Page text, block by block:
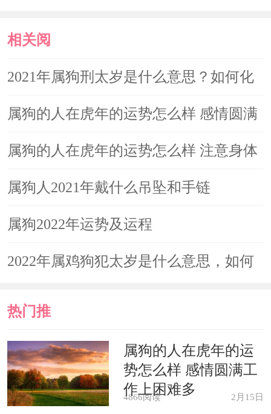
相关阅
读
2021年属狗刑太岁是什么意思？如何化
解
属狗的人在虎年的运势怎么样 感情圆满
工作上困难多
属狗的人在虎年的运势怎么样 注意身体
健康
属狗人2021年戴什么吊坠和手链
属狗2022年运势及运程
2022年属鸡狗犯太岁是什么意思，如何
热门推
荐
属狗的人在虎年的运
势怎么样 感情圆满工
作上困难多
4866阅读 2月15日